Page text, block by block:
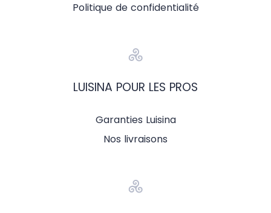
Politique de confidentialité
LUISINA POUR LES PROS
Garanties Luisina
Nos livraisons